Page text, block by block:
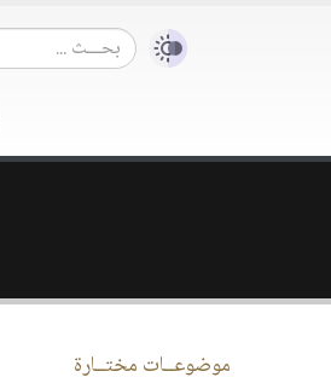
موضوعــات مختــارة